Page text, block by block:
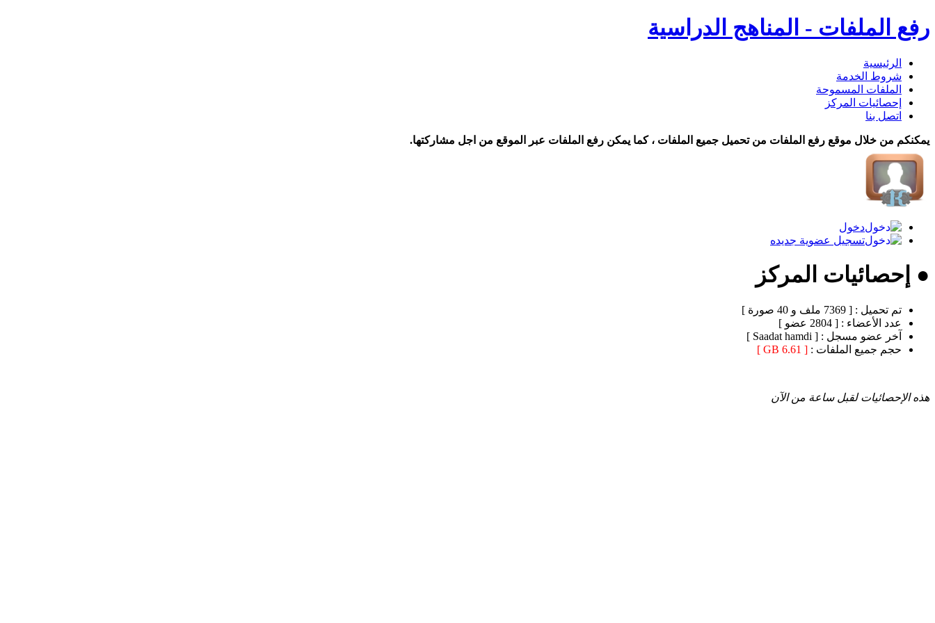
رفع الملفات - المناهج الدراسية
الرئيسية
شروط الخدمة
الملفات المسموحة
إحصائيات المركز
اتصل بنا
يمكنكم من خلال موقع رفع الملفات من تحميل جميع الملفات ، كما يمكن رفع الملفات عبر الموقع من اجل مشاركتها.
دخول
تسجيل عضوية جديده
● إحصائيات المركز
تم تحميل : [ 7369 ملف و 40 صورة ]
عدد الأعضاء : [ 2804 عضو ]
آخر عضو مسجل : [ Saadat hamdi ]
حجم جميع الملفات : [ 6.61 GB ]
هذه الإحصائيات لقبل ساعة من الآن